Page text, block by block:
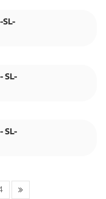
SL-
SL-